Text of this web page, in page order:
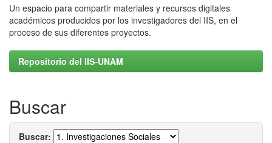
Un espacio para compartir materiales y recursos digitales
académicos producidos por los investigadores del IIS, en el
proceso de sus diferentes proyectos.
Repositorio del IIS-UNAM
Buscar
Buscar: